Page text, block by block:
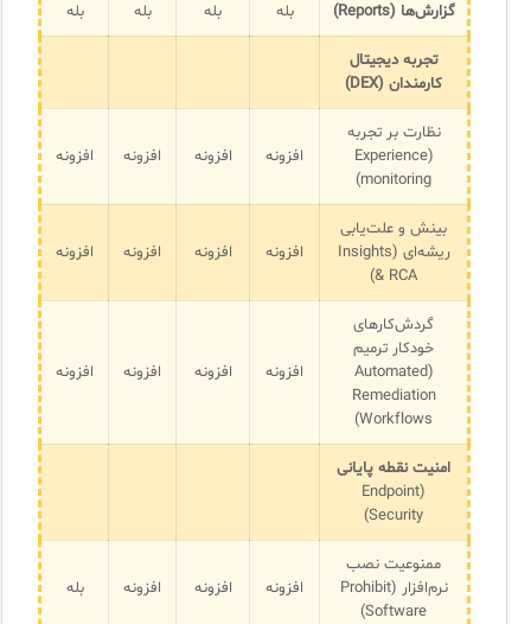
گزارش‌ها (Reports) بله بله بله بله
تجربه دیجیتال
کارمندان (DEX)
نظارت بر تجربه
(Experience
monitoring)
افزونه افزونه افزونه افزونه
بینش و علت‌یابی
ریشه‌ای (Insights
& RCA)
افزونه افزونه افزونه افزونه
گردش‌کارهای
خودکار ترمیم
(Automated
Remediation
Workflows)
افزونه افزونه افزونه افزونه
امنیت نقطه پایانی
(Endpoint
Security)
ممنوعیت نصب
نرم‌افزار (Prohibit
Software)
افزونه افزونه افزونه بله